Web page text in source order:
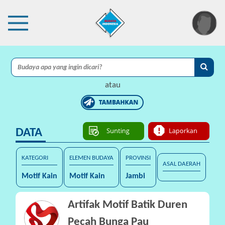
atau
×
I
P
r
o
t
e
k
s
i
DATA
KATEGORI
Motif Kain
ELEMEN BUDAYA
Motif Kain
PROVINSI
Jambi
ASAL DAERAH
Artifak Motif Batik Duren
Pecah Bunga Pau